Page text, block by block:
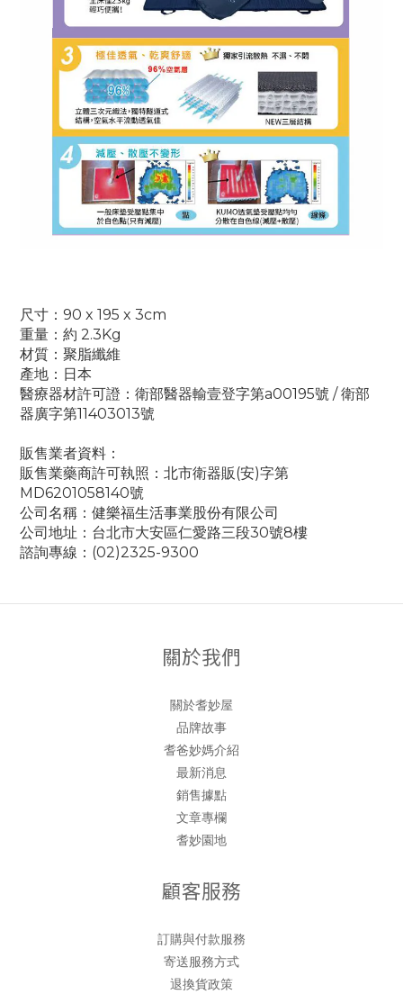
尺寸 ：90 x 195 x 3cm
重量 ： 約 2.3Kg
材質：聚脂纖維
產地：日本
醫療器材許可證：衛部醫器輸壹登字第a00195號 / 衛部
器廣字第11403013號
販售業者資料：
販售業藥商許可執照：北市衛器販(安)字第
MD6201058140號
公司名稱：健樂福生活事業股份有限公司
公司地址：台北市大安區仁愛路三段30號8樓
諮詢專線：(02)2325-9300
關於我們
關於耆妙屋
品牌故事
耆爸妙媽介紹
最新消息
銷售據點
文章專欄
耆妙園地
顧客服務
訂購與付款服務
寄送服務方式
退換貨政策